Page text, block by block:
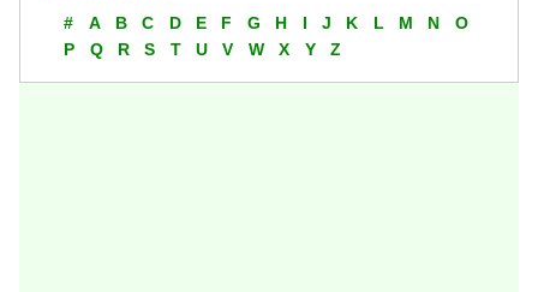
# A B C D E F G H I J K L M N
O
P
Q R S T U V W X Y Z